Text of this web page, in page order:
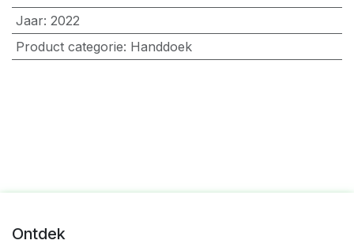
Jaar: 2022
Product categorie: Handdoek
Ontdek